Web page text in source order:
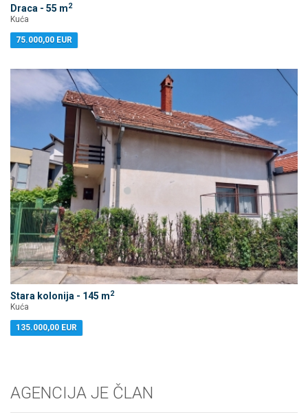
Draca - 55 m2
Kuća
75.000,00 EUR
Stara kolonija - 145 m2
Kuća
135.000,00 EUR
AGENCIJA JE ČLAN